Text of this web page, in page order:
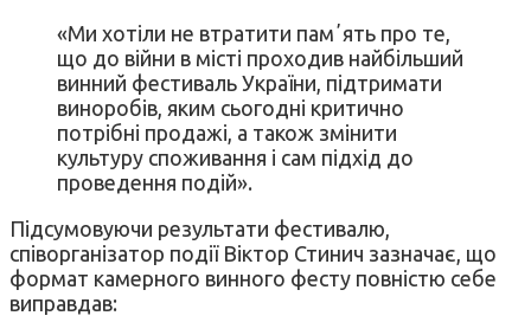
«Ми хотіли не втратити памʼять про те,
що до війни в місті проходив найбільший
винний фестиваль України, підтримати
виноробів, яким сьогодні критично
потрібні продажі, а також змінити
культуру споживання і сам підхід до
проведення подій».
Підсумовуючи результати фестивалю,
співорганізатор події Віктор Стинич зазначає, що
формат камерного винного фесту повністю себе
виправдав: